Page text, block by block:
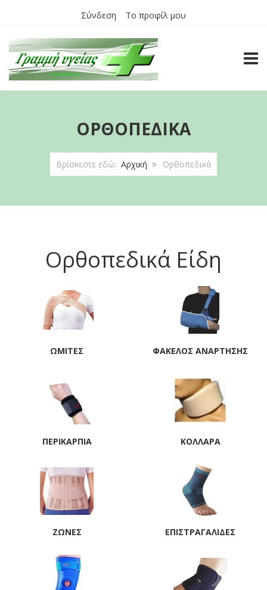
Σύνδεση Το προφίλ μου
ΟΡΘΟΠΕΔΙΚΆ
Βρίσκεστε εδώ: Αρχική Ορθοπεδικά
Ορθοπεδικά Είδη
ΩΜΊΤΕΣ ΦΆΚΕΛΟΣ ΑΝΆΡΤΗΣΗΣ
ΠΕΡΙΚΆΡΠΙΑ ΚΟΛΛΆΡΑ
ΖΏΝΕΣ ΕΠΙΣΤΡΑΓΑΛΊΔΕΣ